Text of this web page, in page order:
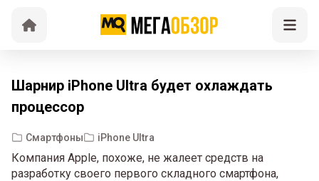
Шарнир iPhone Ultra будет охлаждать
процессор
Смартфоны iPhone Ultra
Компания Apple, похоже, не жалеет средств на
разработку своего первого складного смартфона,